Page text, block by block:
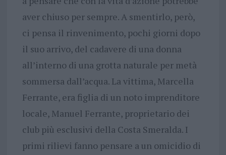
aver chiuso per sempre. A smentirlo, però,
ci pensa il rinvenimento, pochi giorni dopo
il suo arrivo, del cadavere di una donna
all’interno di una grotta naturale per metà
sommersa dall’acqua. La vittima, Marcella
Ferrante, era figlia di un noto imprenditore
locale, Manuel Ferrante, proprietario dei
club più esclusivi della Costa Smeralda. I
primi rilievi fanno pensare a un omicidio di